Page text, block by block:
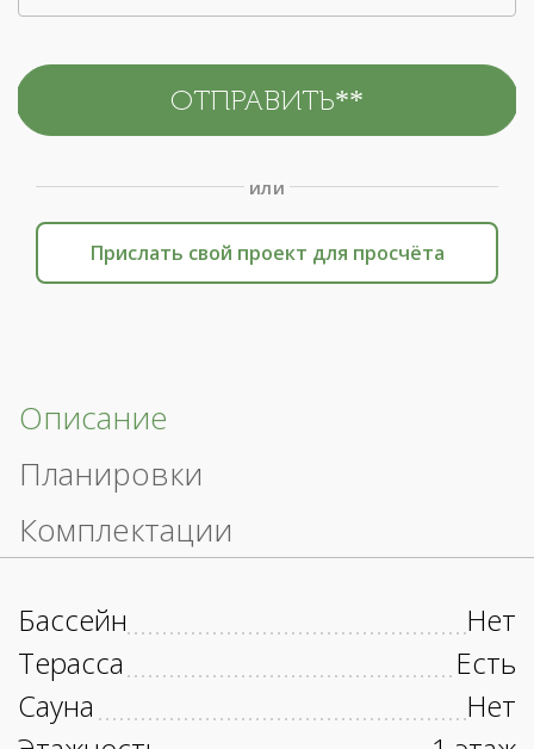
или
Прислать свой проект для просчёта
Описание
Планировки
Комплектации
Бассейн
Нет
Терасса
Есть
Сауна
Нет